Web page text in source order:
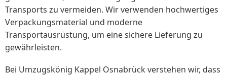
Transports zu vermeiden. Wir verwenden hochwertiges
Verpackungsmaterial und moderne
Transportausrüstung, um eine sichere Lieferung zu
gewährleisten.
Bei Umzugskönig Kappel Osnabrück verstehen wir, dass